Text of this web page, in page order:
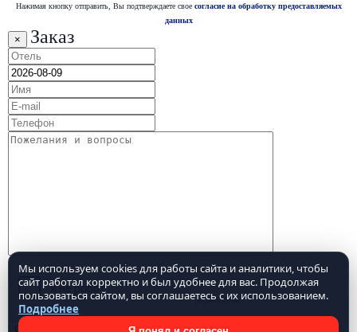
Мы используем cookies для работы сайта и аналитики, чтобы
сайт работал корректно и был удобнее для вас. Продолжая
пользоваться сайтом, вы соглашаетесь с их использованием.
Подробнее
Нажимая кнопку отправить, Вы подтверждаете свое согласие на обработку предоставляемых
данных
× Заказ